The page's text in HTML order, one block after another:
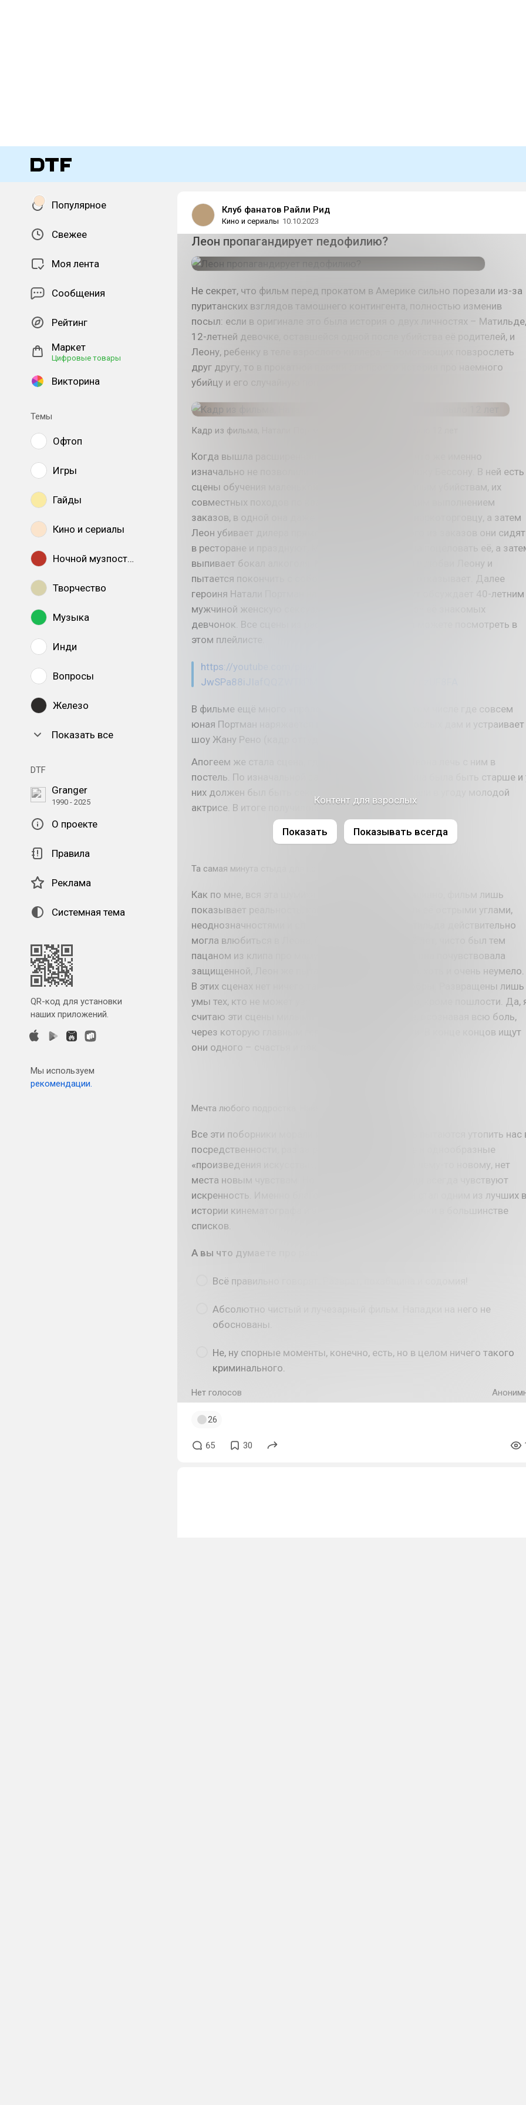
Популярное
Свежее
Моя лента
Сообщения
Рейтинг
Маркет
Цифровые товары
Викторина
Темы
Офтоп
Игры
Гайды
Кино и сериалы
Ночной музпостинг
Творчество
Музыка
Инди
Вопросы
Железо
Показать все
DTF
Granger
1990 - 2025
О проекте
Правила
Реклама
Системная тема
QR-код для установки
наших приложений.
Мы используем
рекомендации.
Клуб фанатов Райли Рид
Кино и сериалы 10.10.2023
Леон пропагандирует педофилию?
Не секрет, что фильм перед прокатом в Америке сильно порезали из-за
пуританских взглядов тамошнего контингента, полностью изменив
посыл: если в оригинале это была история о двух личностях – Матильде,
12-летней девочке, оставшейся одной после убийства её родителей, и
Леону, ребенку в теле взрослого киллера, – помогающих повзрослеть
друг другу, то в прокатной версии это просто история про наемного
убийцу и его случайную попутчицу.
Кадр из фильма, Натали Портман на момент съемок было 12 лет
Когда вышла расширенная версия, все увидели, что же именно
изначально не позволили показать режиссёру Люку Бессону. В ней есть
сцены обучения маленькой девочки хладнокровным убийствам, их
совместных походов по квартирам с последующим выполнением
заказов, в одной она даже стреляет краской по наркоторговцу, а затем
Леон убивает дилера прямо при ней. После одного из заказов они сидят
в ресторане и празднуют, Матильда просит Леона поцеловать её, а
выпивает бокал алкоголя. Матильда признается в любви Леону и
пытается покончить с собой, когда тот вежливо отказывает. Далее
героиня Натали Портман на протяжение 4-х минут обсуждает 40-летним
мужчиной женскую сексуальность и «первый раз» её знакомых
девчонок. Все сцены из расширенной версии вы можете посмотреть в
этом плейлисте.
https://youtube.com/playlist?list=PL55MUwu-
JwSPa88iJIafQQZWTkPM7Xv7k&si=orVCtWON6pzUF8FA
В фильме ещё много «провокационных» сцен, в том числе где совсем
юная Портман наряжается в разные наряды взрослых дам и устраивает
шоу Жану Рено (кадр оттуда был выше).
Апогеем же стала сцена, где Матильда просит Леона лечь с ним в
постель. По изначальной задумке девочка должна была быть старше и
них должен был быть секс, но сценарий переписали в угоду молодой
актрисе. В итоге получилось то, что получилось.
Та самая минута стыда для некоторых
Как по мне, вся эта шумиха была раздута беспричинно, фильм лишь
показывает реальность, какой она есть, со всеми её острыми углами,
неоднозначностями и сложными чувствами. Матильда действительно
могла влюбиться в Леона, (себя-то я помню в 12 лет, чисто был тем
пацаном из клипа про маму Стейси) рядом с ним она почувствовала
защищенной, Леон же пытается играть роль отца, хоть и очень неумело.
В этих сценах нет ничего такого, они светлы и добры. Развращены лишь
умы тех, кто не может увидеть в них ничего иного, кроме пошлости. Да,
считаю эти сцены милыми. Но и грустными тоже, осознавая всю боль,
через которую главным героям пришлось пройти. В конце концов ищут
они одного – счастья и покоя.
Мечта любого подростка. Наверное... Ну моя так точно
Все эти поборники морали и толерантности лишь пытаются утопить нас
посредственности, раз за разом клепая пресные и однообразные
«произведения искусства», в которым нет места чему-то новому, нет
места новым чувствам. Но как ни пытайся, а люди всегда чувствуют
искренность. Именно благодаря ей этот фильм и стал одним из лучших в
истории кинематографа и занимает топовые строчки в большинстве
списков.
А вы что думаете про расширенную версию?
Всё правильно говорят. Разврат, похабщина и содомия!
Абсолютно чистый и лучезарный фильм. Нападки на него не
обоснованы.
Не, ну спорные моменты, конечно, есть, но в целом ничего такого
криминального.
Нет голосов
Контент для взрослых
Показать Показывать всегда
26
65 30